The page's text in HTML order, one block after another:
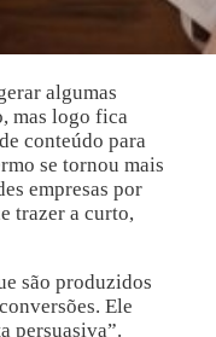
algumas
mas logo fica
conteúdo para
se tornou mais
empresas por
trazer a curto,
são produzidos
Ele
persuasiva”.